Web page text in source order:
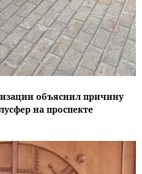
объяснил причину
на проспекте